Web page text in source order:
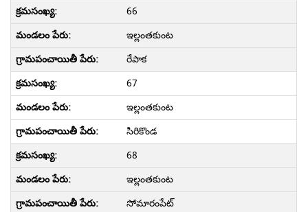
66
ఇల్లంతకుంట
రేపాక
67
ఇల్లంతకుంట
సిరికొండ
68
ఇల్లంతకుంట
సోమారంపేట్